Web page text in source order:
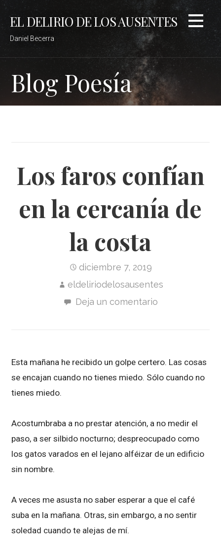
Saltar
contenido
EL DELIRIO DE LOS AUSENTES
Daniel Becerra
Blog Poesía
Los faros confían
en la cercanía de
la costa
diciembre 7, 2019
eldeliriodelosausentes
Deja un comentario
Esta mañana he recibido un golpe certero. Las cosas
se encajan cuando no tienes miedo. Sólo cuando no
tienes miedo.
Acostumbraba a no prestar atención, a no medir el
paso, a ser silbido nocturno; despreocupado como
los gatos varados en el lejano alféizar de un edificio
sin nombre.
A veces me asusta no saber esperar a que el café
suba en la mañana. Otras, sin embargo, a no sentir
soledad cuando te alejas de mí.